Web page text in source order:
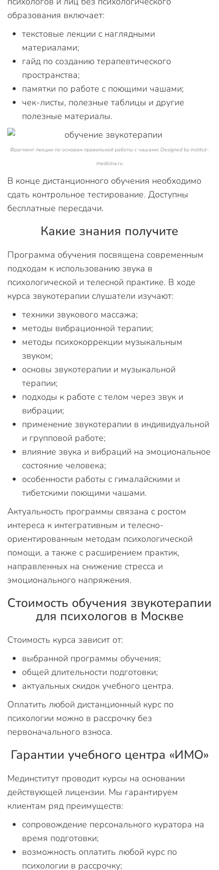
образования включает:
текстовые лекции с наглядными
материалами;
гайд по созданию терапевтического
пространства;
памятки по работе с поющими чашами;
чек-листы, полезные таблицы и другие
полезные материалы.
Фрагмент лекции по основам правильной работы с чашами; Designed by institut-
medicina.ru
В конце дистанционного обучения необходимо
сдать контрольное тестирование. Доступны
бесплатные пересдачи.
Какие знания получите
Программа обучения посвящена современным
подходам к использованию звука в
психологической и телесной практике. В ходе
курса звукотерапии слушатели изучают:
техники звукового массажа;
методы вибрационной терапии;
методы психокоррекции музыкальным
звуком;
основы звукотерапии и музыкальной
терапии;
подходы к работе с телом через звук и
вибрации;
применение звукотерапии в индивидуальной
и групповой работе;
влияние звука и вибраций на эмоциональное
состояние человека;
особенности работы с гималайскими и
тибетскими поющими чашами.
Актуальность программы связана с ростом
интереса к интегративным и телесно-
ориентированным методам психологической
помощи, а также с расширением практик,
направленных на снижение стресса и
эмоционального напряжения.
Стоимость обучения звукотерапии
для психологов в Москве
Стоимость курса зависит от:
выбранной программы обучения;
общей длительности подготовки;
актуальных скидок учебного центра.
Оплатить любой дистанционный курс по
психологии можно в рассрочку без
первоначального взноса.
Гарантии учебного центра «ИМО»
Мединститут проводит курсы на основании
действующей лицензии. Мы гарантируем
клиентам ряд преимуществ:
сопровождение персонального куратора на
время подготовки;
возможность оплатить любой курс по
психологии в рассрочку;